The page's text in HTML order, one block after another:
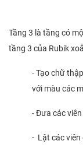
Tầng 3 là tầng có
tầng 3 của Rubik
- Tạo chữ
với màu các
- Đưa các
- Lật các viên